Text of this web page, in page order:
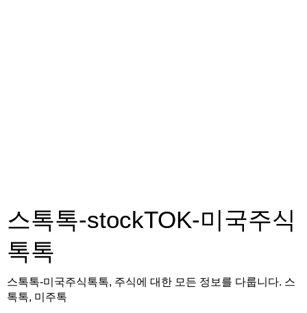
스톡톡-stockTOK-미국주식
톡톡
스톡톡-미국주식톡톡, 주식에 대한 모든 정보를 다룹니다. 스
톡톡, 미주톡